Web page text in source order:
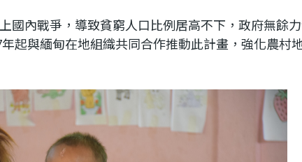
國內戰爭，導致貧窮人口比例居高不下，政府無餘
起與緬甸在地組織共同合作推動此計畫，強化農村